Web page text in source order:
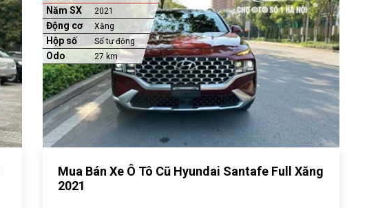
Năm SX 2021
Động cơ Xăng
Hộp số Số tự động
Odo 27 km
Mua Bán Xe Ô Tô Cũ Hyundai Santafe Full Xăng
2021